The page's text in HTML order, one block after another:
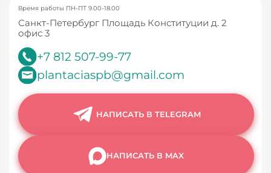
Время работы ПН-ПТ 9.00-18.00
Санкт-Петербург Площадь Конституции д. 2
офис 3
+7 812 507-99-77
plantaciaspb@gmail.com
НАПИСАТЬ В TELEGRAM
НАПИСАТЬ В MAX